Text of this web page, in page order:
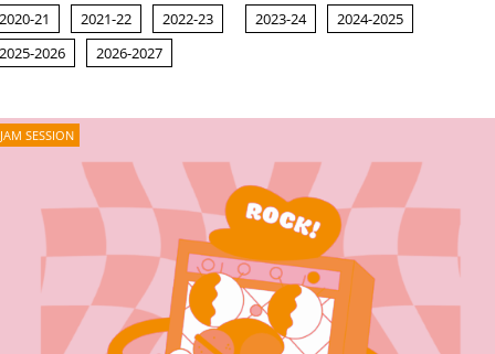
2020-21 2021-22 2022-23
2023-24
2024-2025
2025-2026
2026-2027
JAM SESSION